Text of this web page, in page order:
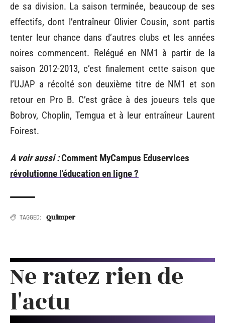
de sa division. La saison terminée, beaucoup de ses
effectifs, dont l’entraîneur Olivier Cousin, sont partis
tenter leur chance dans d’autres clubs et les années
noires commencent. Relégué en NM1 à partir de la
saison 2012-2013, c’est finalement cette saison que
l’UJAP a récolté son deuxième titre de NM1 et son
retour en Pro B. C’est grâce à des joueurs tels que
Bobrov, Choplin, Temgua et à leur entraîneur Laurent
Foirest.
A voir aussi :Comment MyCampus Eduservices
révolutionne l'éducation en ligne ?
TAGGED: Quimper
Ne ratez rien de
l'actu